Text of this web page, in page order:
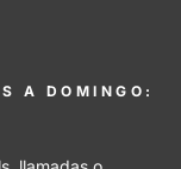
A DOMINGO: